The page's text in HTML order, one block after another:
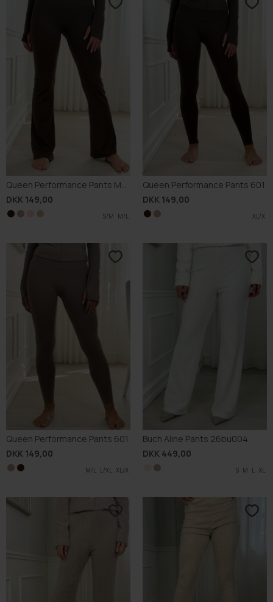
Queen Performance Pants M002
DKK 149,00
S/M M/L
M/L L/XL
S/M L/XL
M/L L/XL
Queen Performance Pants 601
DKK 149,00
XL/X
XL/X
Queen Performance Pants 601
DKK 149,00
M/L L/XL XL/X
XL/X
Buch Aline Pants 26bu004
DKK 449,00
S M L XL
S M L XL